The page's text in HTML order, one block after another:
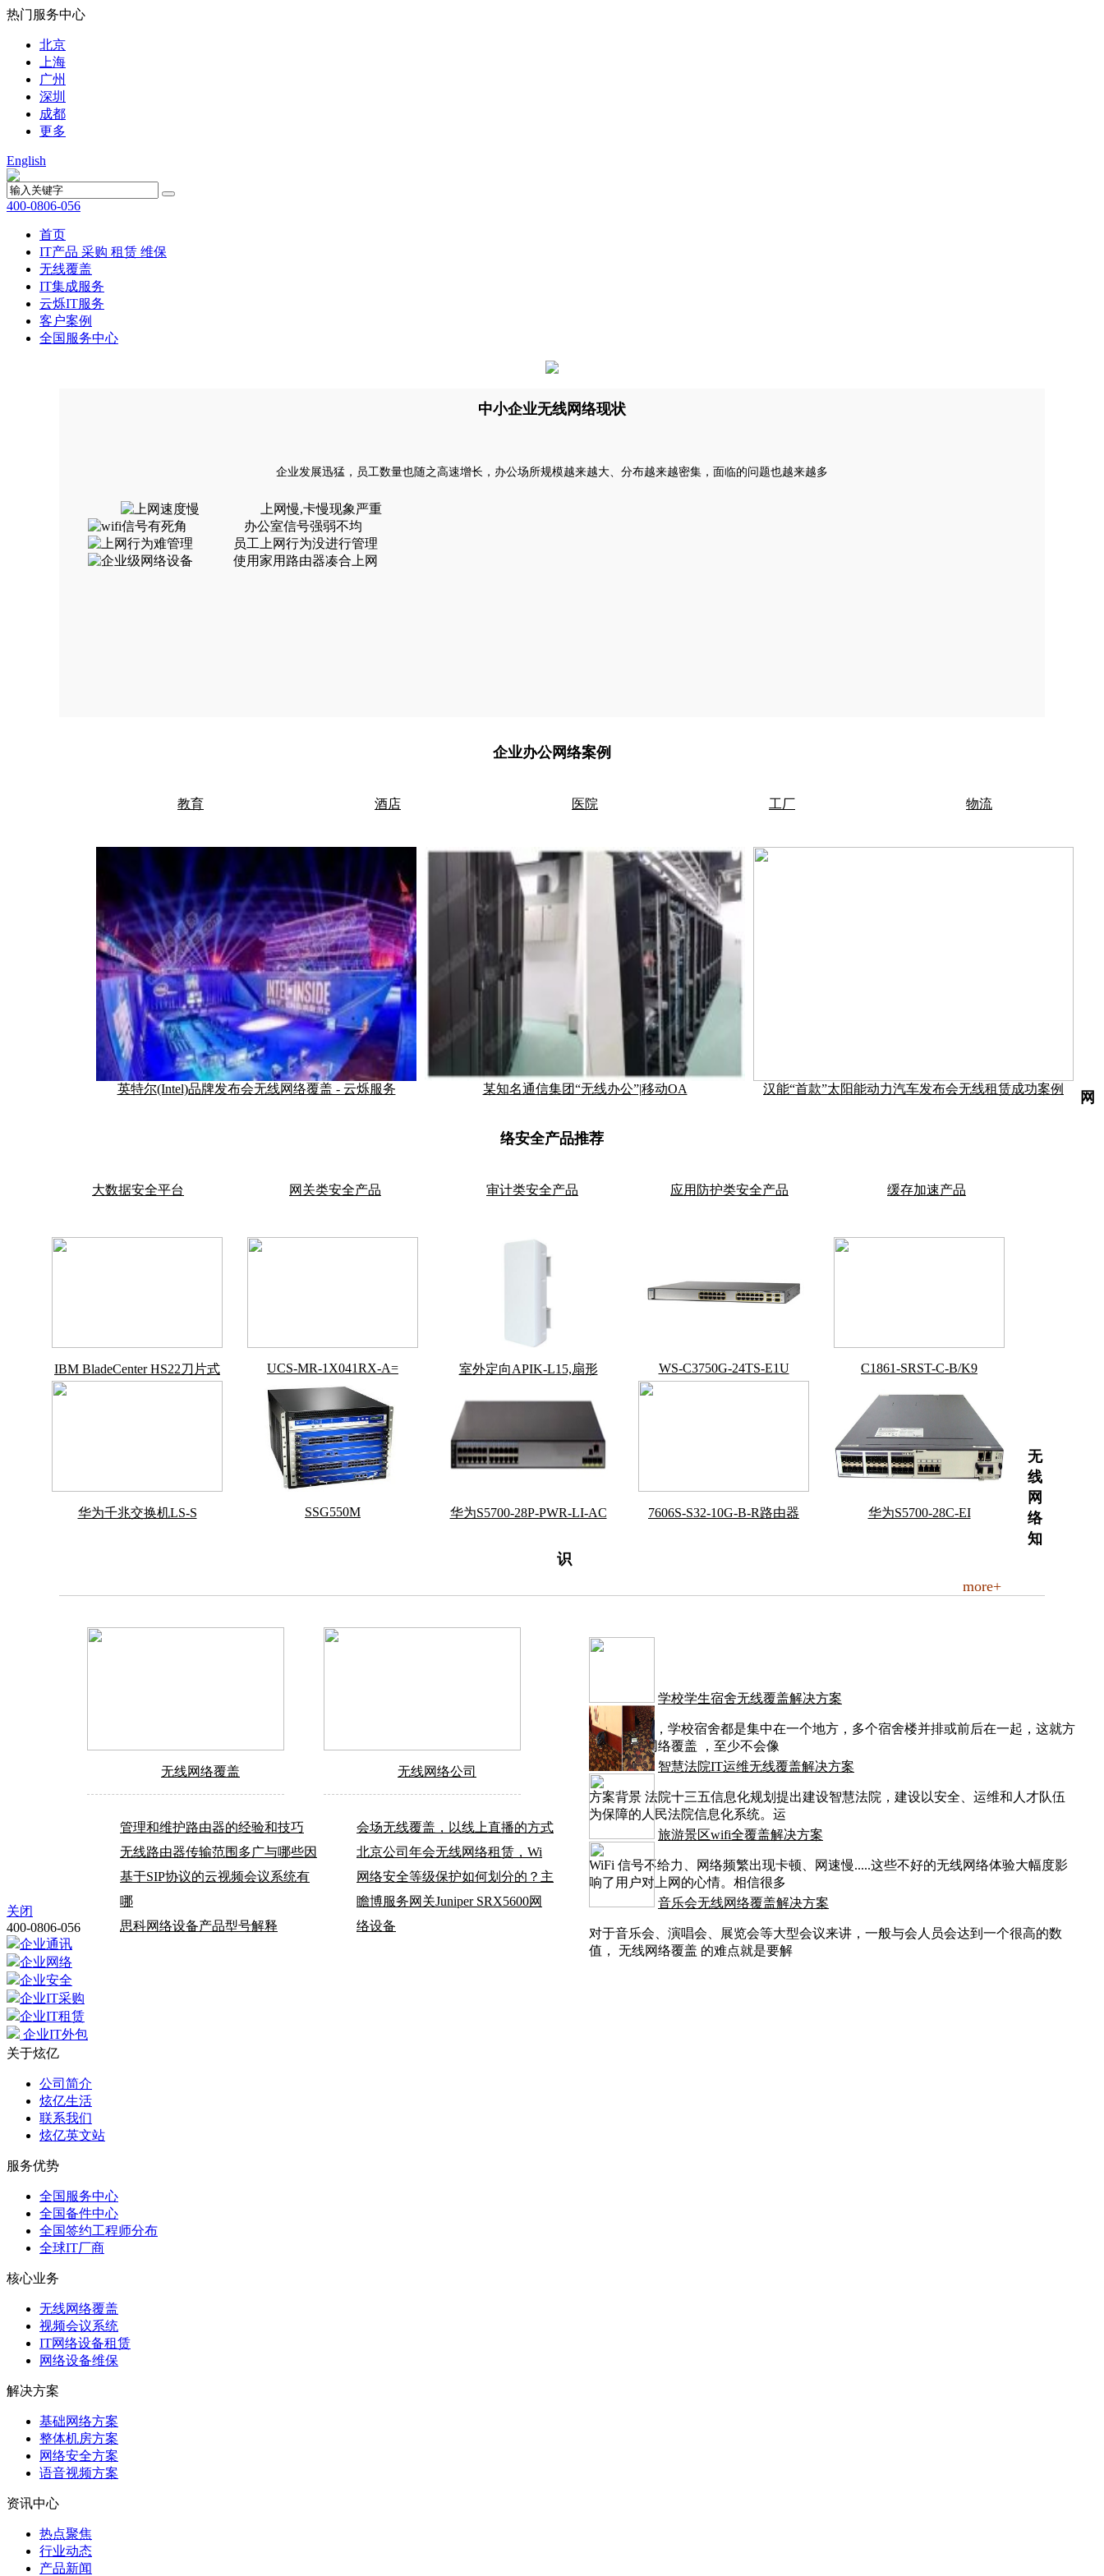
热门服务中心
北京
上海
广州
深圳
成都
更多
English
400-0806-056
首页
IT产品 采购 租赁 维保
无线覆盖
IT集成服务
云烁IT服务
客户案例
全国服务中心
中小企业无线网络现状
企业发展迅猛，员工数量也随之高速增长，办公场所规模越来越大、分布越来越密集，面临的问题也越来越多
上网慢,卡慢现象严重
办公室信号强弱不均
员工上网行为没进行管理
使用家用路由器凑合上网
企业办公网络案例
教育 酒店 医院 工厂 物流
英特尔(Intel)品牌发布会无线网络覆盖 - 云烁服务 某知名通信集团“无线办公”|移动OA 汉能“首款”太阳能动力汽车发布会无线租赁成功案例
网
络安全产品推荐
大数据安全平台 网关类安全产品 审计类安全产品 应用防护类安全产品 缓存加速产品
IBM BladeCenter HS22刀片式 UCS-MR-1X041RX-A= 室外定向APIK-L15,扇形 WS-C3750G-24TS-E1U C1861-SRST-C-B/K9
华为千兆交换机LS-S SSG550M 华为S5700-28P-PWR-LI-AC 7606S-S32-10G-B-R路由器 华为S5700-28C-EI
无
线
网
络
知
识
more+
无线网络覆盖
管理和维护路由器的经验和技巧
无线路由器传输范围多广与哪些因
基于SIP协议的云视频会议系统有
哪
思科网络设备产品型号解释
无线网络公司
会场无线覆盖，以线上直播的方式
北京公司年会无线网络租赁，Wi
网络安全等级保护如何划分的？主
瞻博服务网关Juniper SRX5600网
络设备
学校学生宿舍无线覆盖解决方案
一般情况下，学校宿舍都是集中在一个地方，多个宿舍楼并排或前后在一起，这就方
便了 无线网络覆盖 ，至少不会像
智慧法院IT运维无线覆盖解决方案
方案背景 法院十三五信息化规划提出建设智慧法院，建设以安全、运维和人才队伍
为保障的人民法院信息化系统。运
旅游景区wifi全覆盖解决方案
WiFi 信号不给力、网络频繁出现卡顿、网速慢.....这些不好的无线网络体验大幅度影
响了用户对上网的心情。相信很多
音乐会无线网络覆盖解决方案
对于音乐会、演唱会、展览会等大型会议来讲，一般与会人员会达到一个很高的数
值， 无线网络覆盖 的难点就是要解
关闭
400-0806-056
企业通讯
企业网络
企业安全
企业IT采购
企业IT租赁
企业IT外包
关于炫亿
公司简介
炫亿生活
联系我们
炫亿英文站
服务优势
全国服务中心
全国备件中心
全国签约工程师分布
全球IT厂商
核心业务
无线网络覆盖
视频会议系统
IT网络设备租赁
网络设备维保
解决方案
基础网络方案
整体机房方案
网络安全方案
语音视频方案
资讯中心
热点聚焦
行业动态
产品新闻